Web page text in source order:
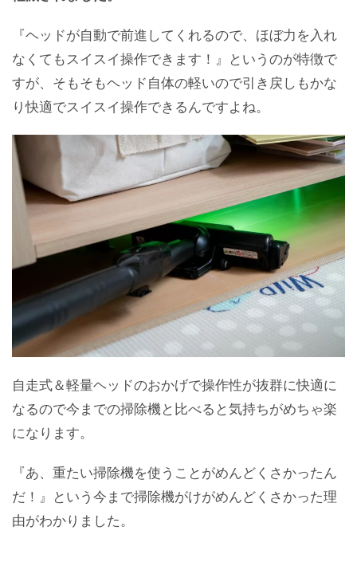
『ヘッドが自動で前進してくれるので、ほぼ力を入れ
なくてもスイスイ操作できます！』というのが特徴で
すが、そもそもヘッド自体の軽いので引き戻しもかな
り快適でスイスイ操作できるんですよね。
自走式＆軽量ヘッドのおかげで操作性が抜群に快適に
なるので今までの掃除機と比べると気持ちがめちゃ楽
になります。
『あ、重たい掃除機を使うことがめんどくさかったん
だ！』という今まで掃除機がけがめんどくさかった理
由がわかりました。